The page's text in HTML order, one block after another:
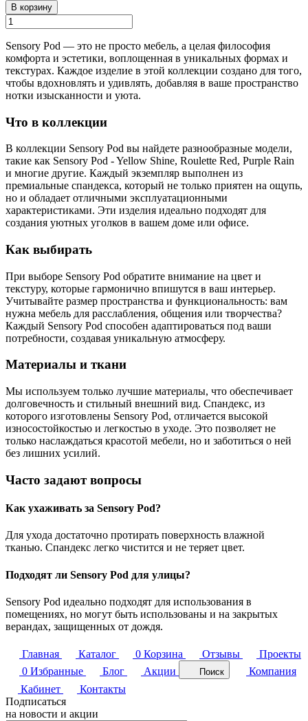
В корзину
Sensory Pod — это не просто мебель, а целая философия
комфорта и эстетики, воплощенная в уникальных формах и
текстурах. Каждое изделие в этой коллекции создано для того,
чтобы вдохновлять и удивлять, добавляя в ваше пространство
нотки изысканности и уюта.
Что в коллекции
В коллекции Sensory Pod вы найдете разнообразные модели,
такие как Sensory Pod - Yellow Shine, Roulette Red, Purple Rain
и многие другие. Каждый экземпляр выполнен из
премиальные спандекса, который не только приятен на ощупь,
но и обладает отличными эксплуатационными
характеристиками. Эти изделия идеально подходят для
создания уютных уголков в вашем доме или офисе.
Как выбирать
При выборе Sensory Pod обратите внимание на цвет и
текстуру, которые гармонично впишутся в ваш интерьер.
Учитывайте размер пространства и функциональность: вам
нужна мебель для расслабления, общения или творчества?
Каждый Sensory Pod способен адаптироваться под ваши
потребности, создавая уникальную атмосферу.
Материалы и ткани
Мы используем только лучшие материалы, что обеспечивает
долговечность и стильный внешний вид. Спандекс, из
которого изготовлены Sensory Pod, отличается высокой
износостойкостью и легкостью в уходе. Это позволяет не
только наслаждаться красотой мебели, но и заботиться о ней
без лишних усилий.
Часто задают вопросы
Как ухаживать за Sensory Pod?
Для ухода достаточно протирать поверхность влажной
тканью. Спандекс легко чистится и не теряет цвет.
Подходят ли Sensory Pod для улицы?
Sensory Pod идеально подходят для использования в
помещениях, но могут быть использованы и на закрытых
верандах, защищенных от дождя.
Главная Каталог 0 Корзина Отзывы
Проекты
0 Избранные Блог Акции Поиск
Компания
Кабинет
Контакты
Подписаться
на новости и акции